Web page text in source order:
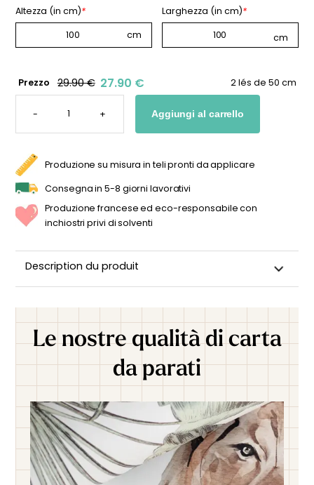
Altezza (in cm)* Larghezza (in cm)*
Prezzo 29.90 € 27.90 € 2 lés de 50 cm
-
CARTA
PARATI
CON
+ Aggiungi al carrello
Produzione su misura in teli pronti da applicare
Consegna in 5-8 giorni lavorativi
Produzione francese ed eco-responsabile con
inchiostri privi di solventi
Description du produit
Le nostre qualità di carta
da parati